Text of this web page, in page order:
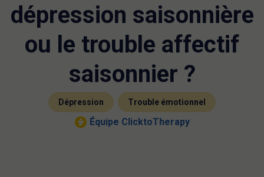
dépression saisonnière
ou le trouble affectif
saisonnier ?
Dépression Trouble émotionnel
Équipe ClicktoTherapy